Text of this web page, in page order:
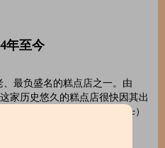
年至今
、最负盛名的糕点店之一。由
家历史悠久的糕点店很快因其出
甜点——潘纳托尼（Panettone）
享有盛誉。